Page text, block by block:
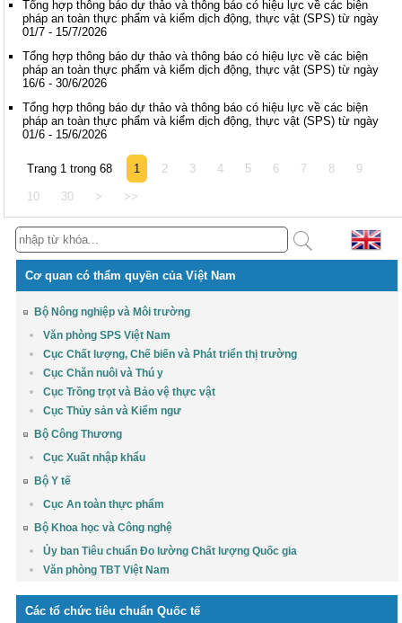
Tổng hợp thông báo dự thảo và thông báo có hiệu lực về các biện
pháp an toàn thực phẩm và kiểm dịch động, thực vật (SPS) từ ngày
01/7 - 15/7/2026
Tổng hợp thông báo dự thảo và thông báo có hiệu lực về các biện
pháp an toàn thực phẩm và kiểm dịch động, thực vật (SPS) từ ngày
16/6 - 30/6/2026
Tổng hợp thông báo dự thảo và thông báo có hiệu lực về các biện
pháp an toàn thực phẩm và kiểm dịch động, thực vật (SPS) từ ngày
01/6 - 15/6/2026
Trang 1 trong 68 1 2 3 4 5 6 7 8 9
10 30 > >>
Cơ quan có thẩm quyền của Việt Nam
Bộ Nông nghiệp và Môi trường
Văn phòng SPS Việt Nam
Cục Chất lượng, Chế biến và Phát triển thị trường
Cục Chăn nuôi và Thú y
Cục Trồng trọt và Bảo vệ thực vật
Cục Thủy sản và Kiểm ngư
Bộ Công Thương
Cục Xuất nhập khẩu
Bộ Y tế
Cục An toàn thực phẩm
Bộ Khoa học và Công nghệ
Ủy ban Tiêu chuẩn Đo lường Chất lượng Quốc gia
Văn phòng TBT Việt Nam
Các tổ chức tiêu chuẩn Quốc tế